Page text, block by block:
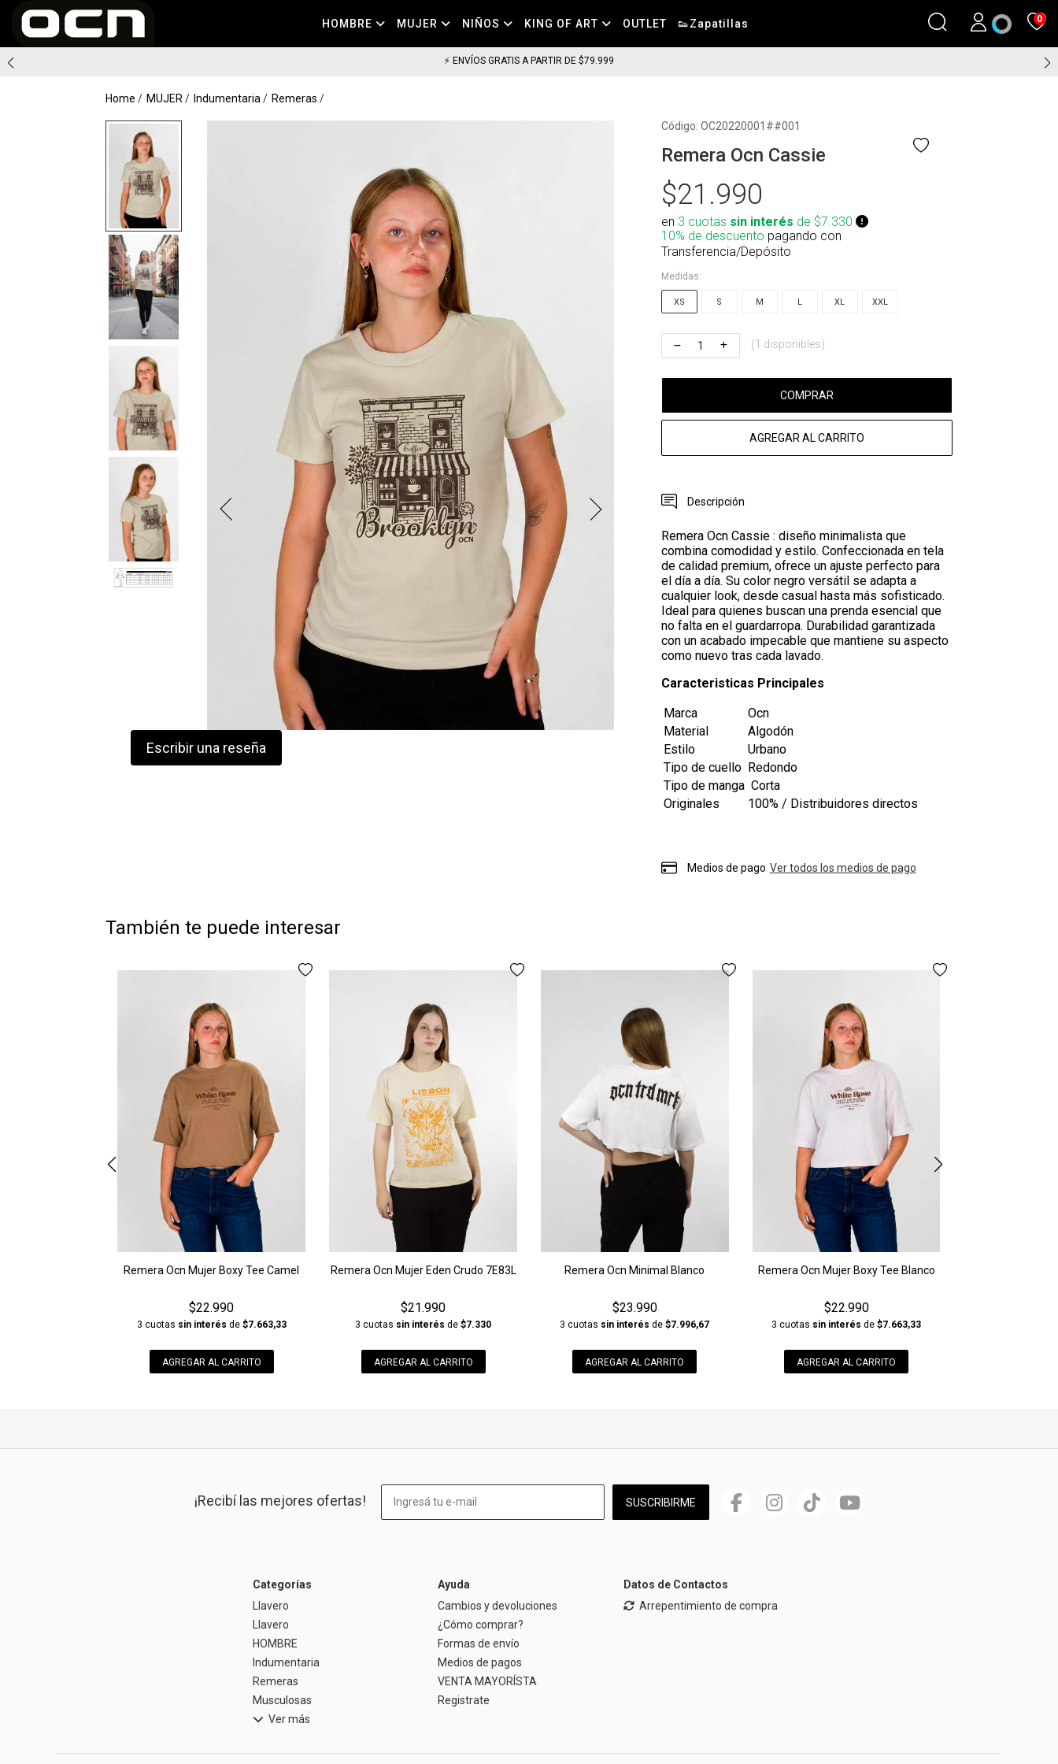
HOMBRE MUJER NIÑOS KING OF ART OUTLET 👟Zapatillas 0
⚡ ENVÍOS GRATIS A PARTIR DE $79.999
Home MUJER Indumentaria Remeras
Código: OC20220001##001
Remera Ocn Cassie
$21.990
en 3 cuotas sin interés de $7.330
10% de descuento pagando con
Transferencia/Depósito
Medidas:
XS S M L XL XXL
(1 disponibles)
COMPRAR
AGREGAR AL CARRITO
Descripción
Remera Ocn Cassie : diseño minimalista que
combina comodidad y estilo. Confeccionada en tela
de calidad premium, ofrece un ajuste perfecto para
el día a día. Su color negro versátil se adapta a
cualquier look, desde casual hasta más sofisticado.
Ideal para quienes buscan una prenda esencial que
no falta en el guardarropa. Durabilidad garantizada
con un acabado impecable que mantiene su aspecto
como nuevo tras cada lavado.
Caracteristicas Principales
Marca
Ocn
Material
Algodón
Estilo
Urbano
Tipo de cuello Redondo
Tipo de manga Corta
Originales
100% / Distribuidores directos
Medios de pago Ver todos los medios de pago
Escribir una reseña
También te puede interesar
Remera Ocn Mujer Boxy Tee Camel
$22.990
3 cuotas sin interés de $7.663,33
AGREGAR AL CARRITO
Remera Ocn Mujer Eden Crudo 7E83L
$21.990
3 cuotas sin interés de$7.330
AGREGAR AL CARRITO
Remera Ocn Minimal Blanco
$23.990
3 cuotas sin interés de$7.996,67
AGREGAR AL CARRITO
Remera Ocn Mujer Boxy Tee Blanco
$22.990
3 cuotas sin interés de$7.663,33
AGREGAR AL CARRITO
¡Recibí las mejores ofertas! SUSCRIBIRME
Categorías
Llavero
Llavero
HOMBRE
Indumentaria
Remeras
Musculosas
Ver más
Ayuda
Cambios y devoluciones
¿Cómo comprar?
Formas de envío
Medios de pagos
VENTA MAYORÍSTA
Registrate
Datos de Contactos
Arrepentimiento de compra